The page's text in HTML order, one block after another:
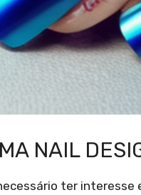
NAIL
ter interesse